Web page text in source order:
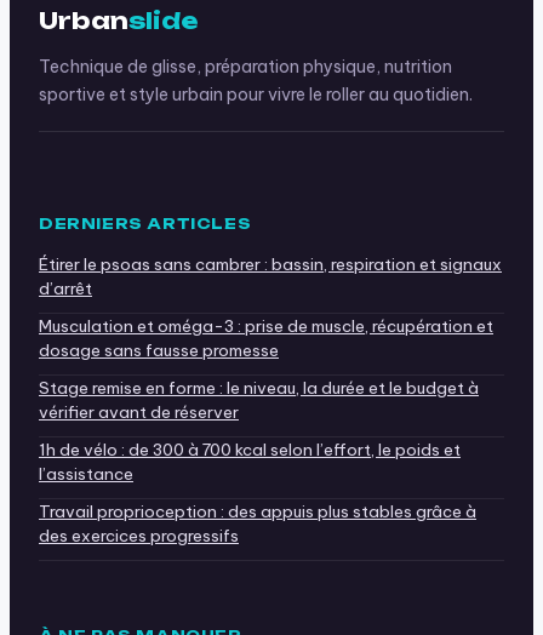
Urbanslide
Technique de glisse, préparation physique, nutrition
sportive et style urbain pour vivre le roller au quotidien.
DERNIERS ARTICLES
Étirer le psoas sans cambrer : bassin, respiration et signaux
d’arrêt
Musculation et oméga-3 : prise de muscle, récupération et
dosage sans fausse promesse
Stage remise en forme : le niveau, la durée et le budget à
vérifier avant de réserver
1h de vélo : de 300 à 700 kcal selon l’effort, le poids et
l’assistance
Travail proprioception : des appuis plus stables grâce à
des exercices progressifs